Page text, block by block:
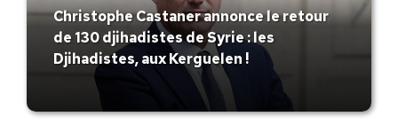
Christophe Castaner annonce le retour
de 130 djihadistes de Syrie : les
Djihadistes, aux Kerguelen !